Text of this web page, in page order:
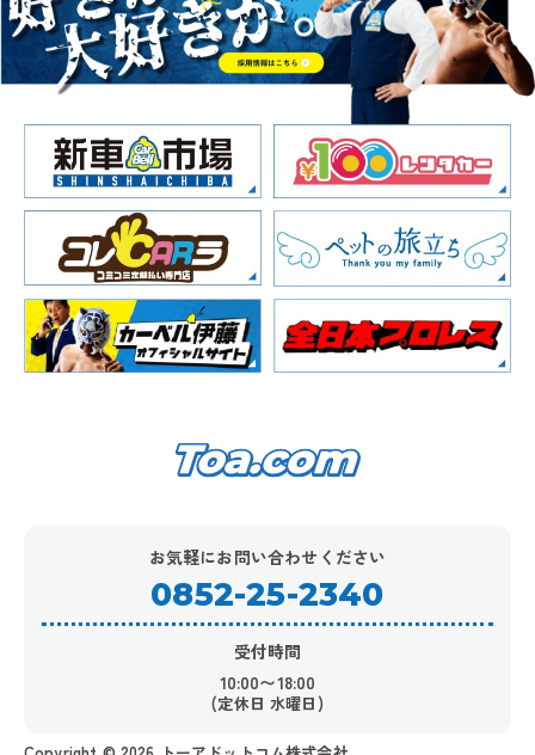
お気軽にお問い合わせください
0852-25-2340
受付時間
10:00〜18:00
(定休日 水曜日)